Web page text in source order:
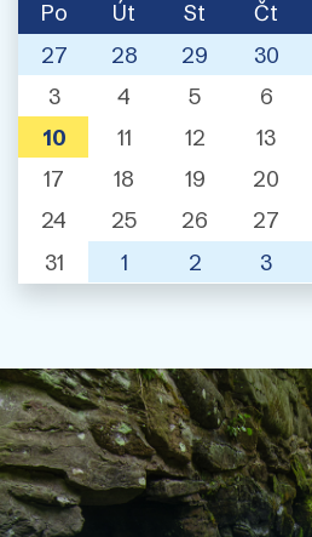
Po
Út St Čt
27
28 29 30
3
4 5 6
10
11 12 13
17
18 19 20
24
25 26 27
31
1 2 3